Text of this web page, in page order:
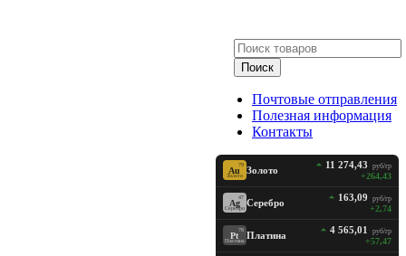
Поиск
Почтовые отправления
Полезная информация
Контакты
79
Au
Золото Золото
11 274,43 руб/гр
+264,43
47
Ag
Серебро Серебро
163,09 руб/гр
+2,74
78
Pt
Платина Платина
4 565,01 руб/гр
+57,47